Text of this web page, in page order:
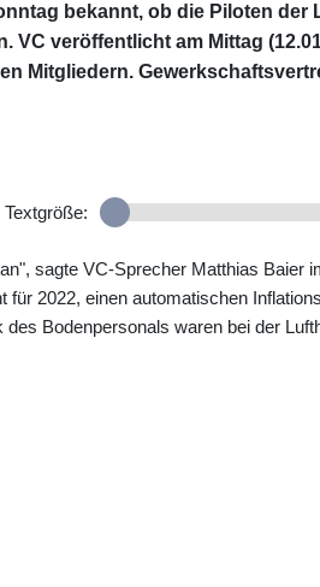
bekannt, ob die Piloten der
VC veröffentlicht am Mittag
Mitgliedern.
Textgröße:
sagte VC-Sprecher Matthias Baier
2022, einen automatischen
Bodenpersonals waren bei der